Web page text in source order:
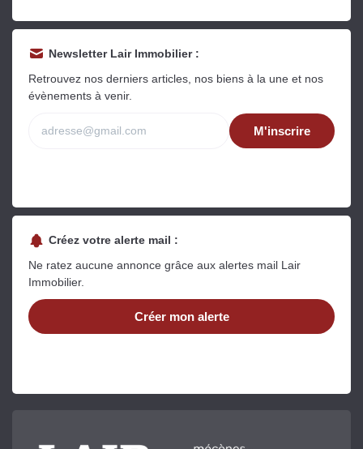
Newsletter Lair Immobilier :
Retrouvez nos derniers articles, nos biens à la une et nos
évènements à venir.
M'inscrire
Créez votre alerte mail :
Ne ratez aucune annonce grâce aux alertes mail Lair
Immobilier.
Créer mon alerte